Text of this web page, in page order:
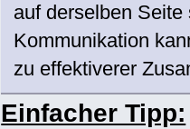
auf derselben
Kommunikation
zu effektiverer
Einfacher Tipp: